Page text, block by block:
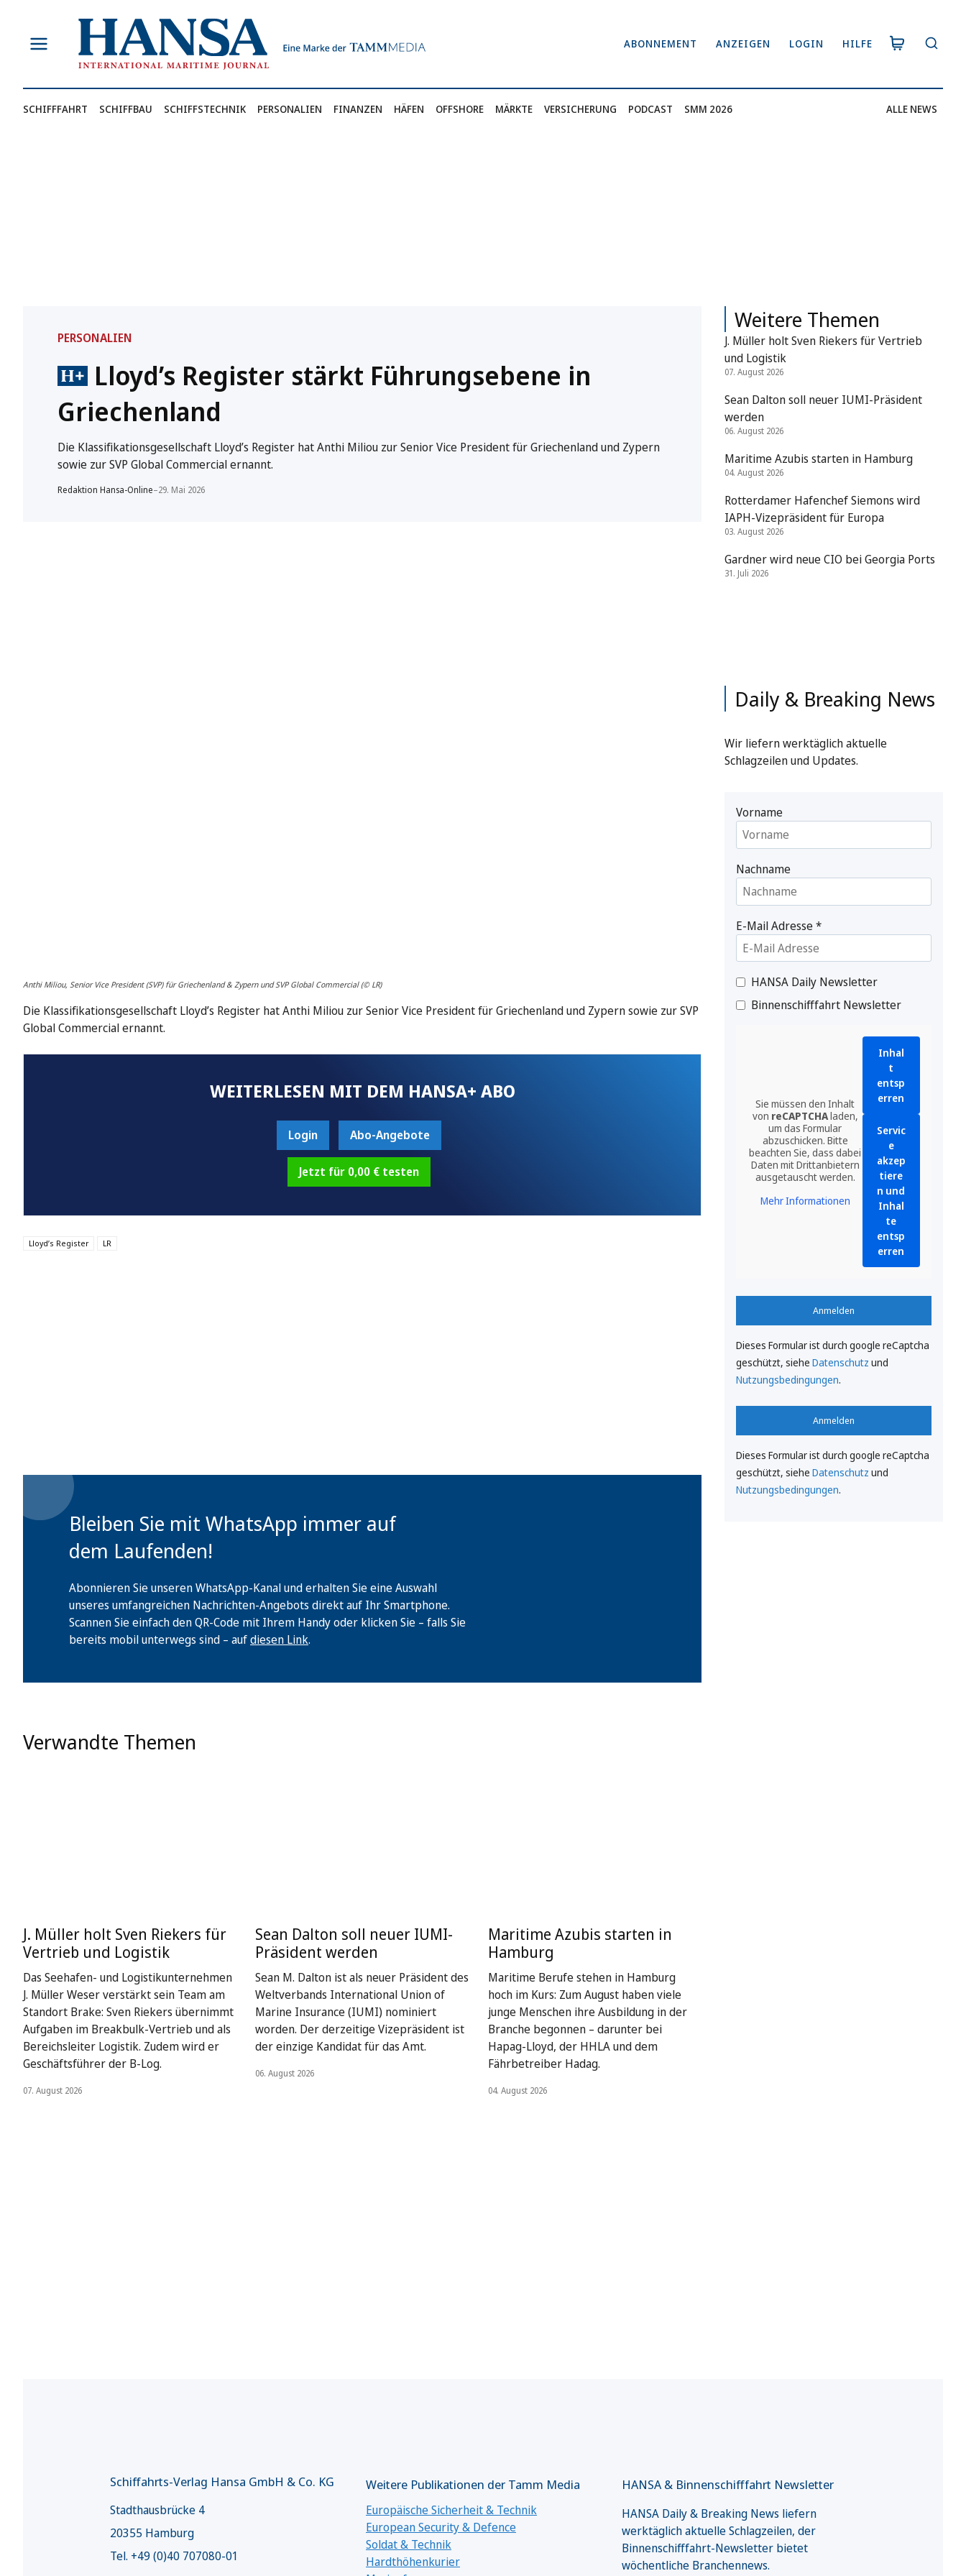
springen
ABONNEMENT ANZEIGEN LOGIN HILFE
SCHIFFFAHRT SCHIFFBAU SCHIFFSTECHNIK PERSONALIEN FINANZEN HÄFEN OFFSHORE MÄRKTE VERSICHERUNG PODCAST SMM 2026 ALLE NEWS
PERSONALIEN
Lloyd’s Register stärkt Führungsebene in
Griechenland
Die Klassifikationsgesellschaft Lloyd’s Register hat Anthi Miliou zur Senior Vice President für Griechenland und Zypern
sowie zur SVP Global Commercial ernannt.
Redaktion Hansa-Online–29. Mai 2026
Anthi Miliou, Senior Vice President (SVP) für Griechenland & Zypern und SVP Global Commercial (© LR)
Die Klassifikationsgesellschaft Lloyd’s Register hat Anthi Miliou zur Senior Vice President für Griechenland und Zypern sowie zur SVP
Global Commercial ernannt.
WEITERLESEN MIT DEM HANSA+ ABO
Login Abo-Angebote
Jetzt für 0,00 € testen
Lloyd’s Register LR
Bleiben Sie mit WhatsApp immer auf
dem Laufenden!
Abonnieren Sie unseren WhatsApp-Kanal und erhalten Sie eine Auswahl
unseres umfangreichen Nachrichten-Angebots direkt auf Ihr Smartphone.
Scannen Sie einfach den QR-Code mit Ihrem Handy oder klicken Sie – falls Sie
bereits mobil unterwegs sind – aufdiesen Link.
Verwandte Themen
J. Müller holt Sven Riekers für
Vertrieb und Logistik
Das Seehafen- und Logistikunternehmen
J. Müller Weser verstärkt sein Team am
Standort Brake: Sven Riekers übernimmt
Aufgaben im Breakbulk-Vertrieb und als
Bereichsleiter Logistik. Zudem wird er
Geschäftsführer der B-Log.
07. August 2026
Sean Dalton soll neuer IUMI-
Präsident werden
Sean M. Dalton ist als neuer Präsident des
Weltverbands International Union of
Marine Insurance (IUMI) nominiert
worden. Der derzeitige Vizepräsident ist
der einzige Kandidat für das Amt.
06. August 2026
Maritime Azubis starten in
Hamburg
Maritime Berufe stehen in Hamburg
hoch im Kurs: Zum August haben viele
junge Menschen ihre Ausbildung in der
Branche begonnen – darunter bei
Hapag-Lloyd, der HHLA und dem
Fährbetreiber Hadag.
04. August 2026
Weitere Themen
J. Müller holt Sven Riekers für Vertrieb
und Logistik
07. August 2026
Sean Dalton soll neuer IUMI-Präsident
werden
06. August 2026
Maritime Azubis starten in Hamburg
04. August 2026
Rotterdamer Hafenchef Siemons wird
IAPH-Vizepräsident für Europa
03. August 2026
Gardner wird neue CIO bei Georgia Ports
31. Juli 2026
Daily & Breaking News
Wir liefern werktäglich aktuelle
Schlagzeilen und Updates.
Vorname
Nachname
E-Mail Adresse*
HANSA Daily Newsletter
Binnenschifffahrt Newsletter
Sie müssen den Inhalt
von reCAPTCHAladen,
um das Formular
abzuschicken. Bitte
beachten Sie, dass dabei
Daten mit Drittanbietern
ausgetauscht werden.
Mehr Informationen
Inhal
t
entsp
erren
Servic
e
akzep
tiere
n und
Inhal
te
entsp
erren
Anmelden
Dieses Formular ist durch google reCaptcha
geschützt, siehe Datenschutz und
Nutzungsbedingungen.
Anmelden
Dieses Formular ist durch google reCaptcha
geschützt, siehe Datenschutz und
Nutzungsbedingungen.
Schiffahrts-Verlag Hansa GmbH & Co. KG
Stadthausbrücke 4
20355 Hamburg
Tel. +49 (0)40 707080-01
Weitere Publikationen der Tamm Media
Europäische Sicherheit & Technik
European Security & Defence
Soldat & Technik
Hardthöhenkurier
HANSA & Binnenschifffahrt Newsletter
HANSA Daily & Breaking News liefern
werktäglich aktuelle Schlagzeilen, der
Binnenschifffahrt-Newsletter bietet
wöchentliche Branchennews.